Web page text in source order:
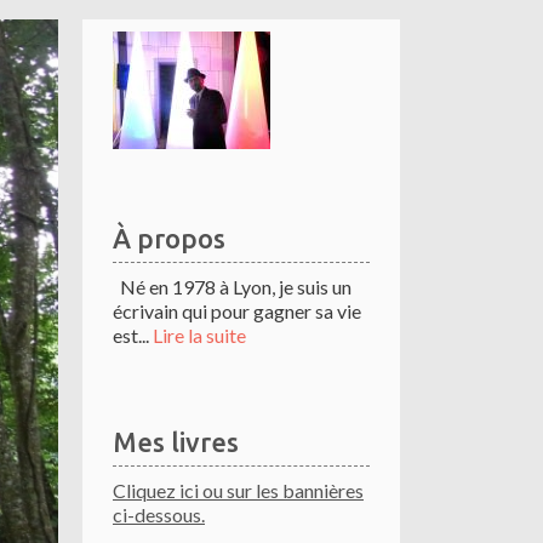
À propos
Né en 1978 à Lyon, je suis un
écrivain qui pour gagner sa vie
est... Lire la suite
Mes livres
Cliquez ici ou sur les bannières
ci-dessous.